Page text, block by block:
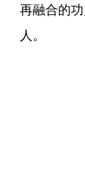
再融合的
人。